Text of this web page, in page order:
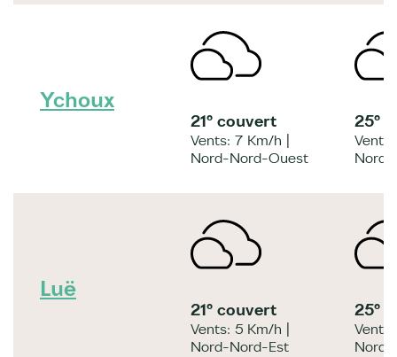
Ychoux
21° couvert
Vents: 7 Km/h |
Nord-Nord-Ouest
25°
Nord-
Luë
21° couvert
Vents: 5 Km/h |
Nord-Nord-Est
25°
Nord-